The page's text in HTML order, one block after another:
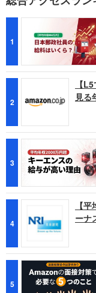
1
2
【
見る
3
4
【
ーナ
5